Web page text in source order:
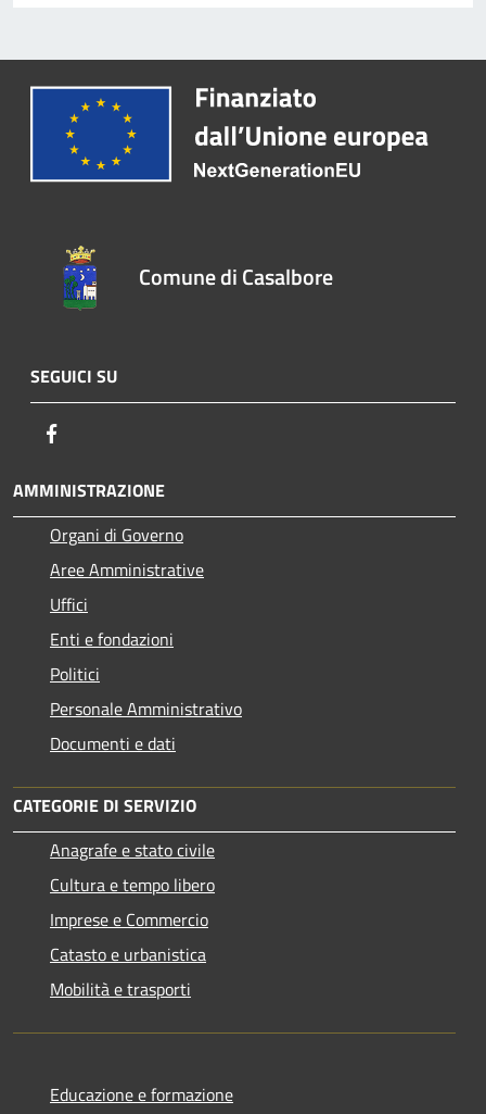
Comune di Casalbore
SEGUICI SU
AMMINISTRAZIONE
Organi di Governo
Aree Amministrative
Uffici
Enti e fondazioni
Politici
Personale Amministrativo
Documenti e dati
CATEGORIE DI SERVIZIO
Anagrafe e stato civile
Cultura e tempo libero
Imprese e Commercio
Catasto e urbanistica
Mobilità e trasporti
Educazione e formazione